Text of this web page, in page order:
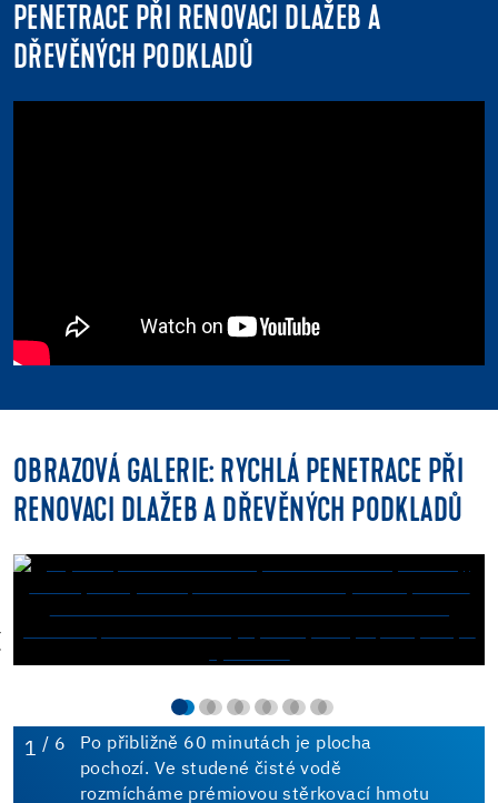
PENETRACE PŘI RENOVACI DLAŽEB A
DŘEVĚNÝCH PODKLADŮ
OBRAZOVÁ GALERIE: RYCHLÁ PENETRACE PŘI
RENOVACI DLAŽEB A DŘEVĚNÝCH PODKLADŮ
1 / 6
Po přibližně 60 minutách je plocha
pochozí. Ve studené čisté vodě
rozmícháme prémiovou stěrkovací hmotu